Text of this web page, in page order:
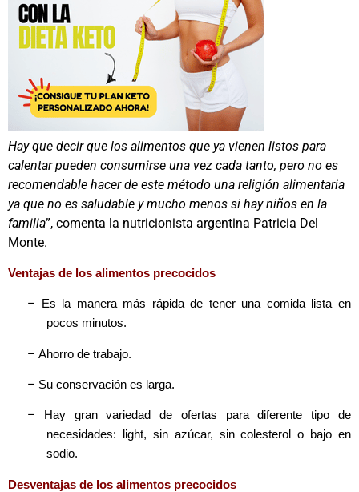
Hay que decir que los alimentos que ya vienen listos para
calentar pueden consumirse una vez cada tanto, pero no es
recomendable hacer de este método una religión alimentaria
ya que no es saludable y mucho menos si hay niños en la
familia”, comenta la nutricionista argentina Patricia Del
Monte.
Ventajas de los alimentos precocidos
–
Es la manera más rápida de tener una comida lista en
pocos minutos.
– Ahorro de trabajo.
– Su conservación es larga.
–
Hay gran variedad de ofertas para diferente tipo de
necesidades: light, sin azúcar, sin colesterol o bajo en
sodio.
Desventajas de los alimentos precocidos